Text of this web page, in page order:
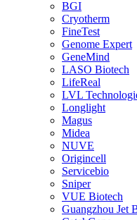
BGI
Cryotherm
FineTest
Genome Expert
GeneMind
LASO Biotech
LifeReal
LVL
Longlight
Magus
Midea
NUVE
Origincell
Servicebio
Sniper
VUE Biotech
Guangzhou Jet